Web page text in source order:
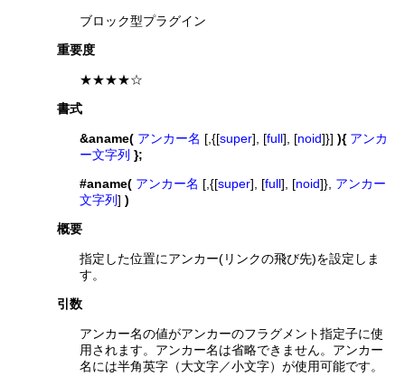
ブロック型プラグイン
重要度
★★★★☆
書式
&aname( アンカー名 [,{[super], [full], [noid]}]){ アンカ
ー文字列 };
#aname( アンカー名 [,{[super], [full], [noid]}, アンカー
文字列])
概要
指定した位置にアンカー(リンクの飛び先)を設定しま
す。
引数
アンカー名の値がアンカーのフラグメント指定子に使
用されます。アンカー名は省略できません。アンカー
名には半角英字（大文字／小文字）が使用可能です。